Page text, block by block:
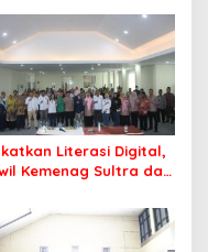
Literasi Digital,
Kemenag Sultra dan
AI Ready ASEAN